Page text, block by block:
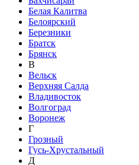
Белая Калитва
Белоярский
Березники
Братск
Брянск
В
Вельск
Верхняя Салда
Владивосток
Волгоград
Воронеж
Г
Грозный
Гусь-Хрустальный
Д